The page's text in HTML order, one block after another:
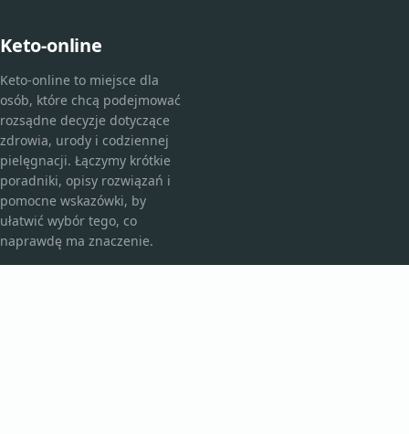
Keto-online
Keto-online to miejsce dla
osób, które chcą podejmować
rozsądne decyzje dotyczące
zdrowia, urody i codziennej
pielęgnacji. Łączymy krótkie
poradniki, opisy rozwiązań i
pomocne wskazówki, by
ułatwić wybór tego, co
naprawdę ma znaczenie.